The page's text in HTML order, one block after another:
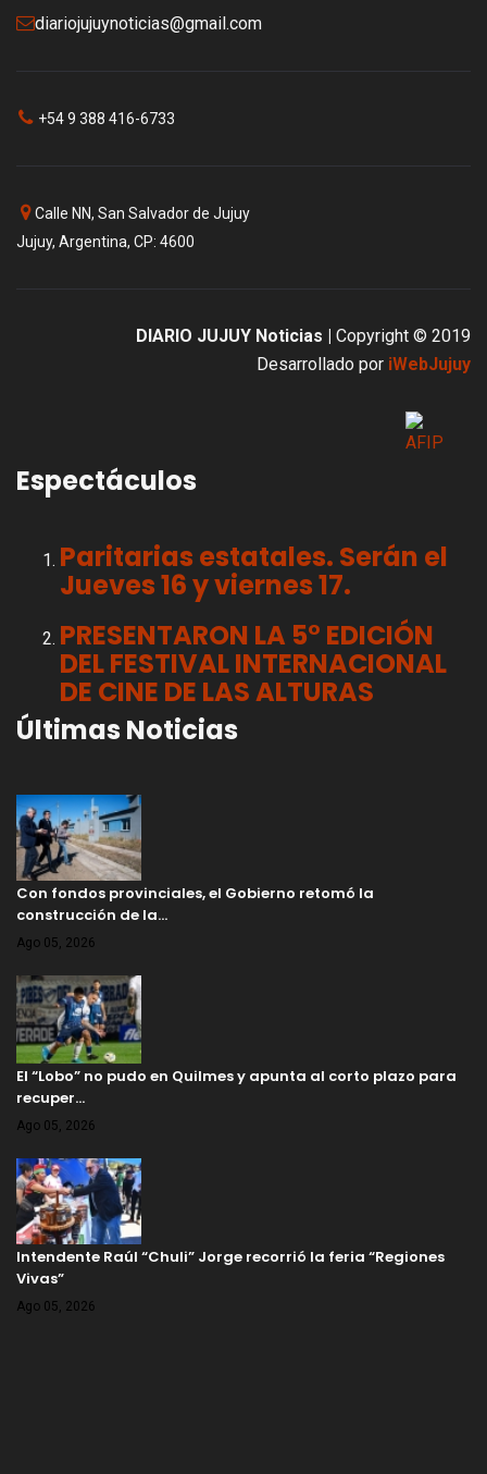
diariojujuynoticias@gmail.com
+54 9 388 416-6733
Calle NN, San Salvador de Jujuy
Jujuy, Argentina, CP: 4600
DIARIO JUJUY Noticias | Copyright © 2019
Desarrollado por iWebJujuy
Espectáculos
Paritarias estatales. Serán el
Jueves 16 y viernes 17.
PRESENTARON LA 5° EDICIÓN
DEL FESTIVAL INTERNACIONAL
DE CINE DE LAS ALTURAS
Últimas Noticias
Con fondos provinciales, el Gobierno retomó la
construcción de la…
Ago 05, 2026
El “Lobo” no pudo en Quilmes y apunta al corto plazo para
recuper…
Ago 05, 2026
Intendente Raúl “Chuli” Jorge recorrió la feria “Regiones
Vivas”
Ago 05, 2026